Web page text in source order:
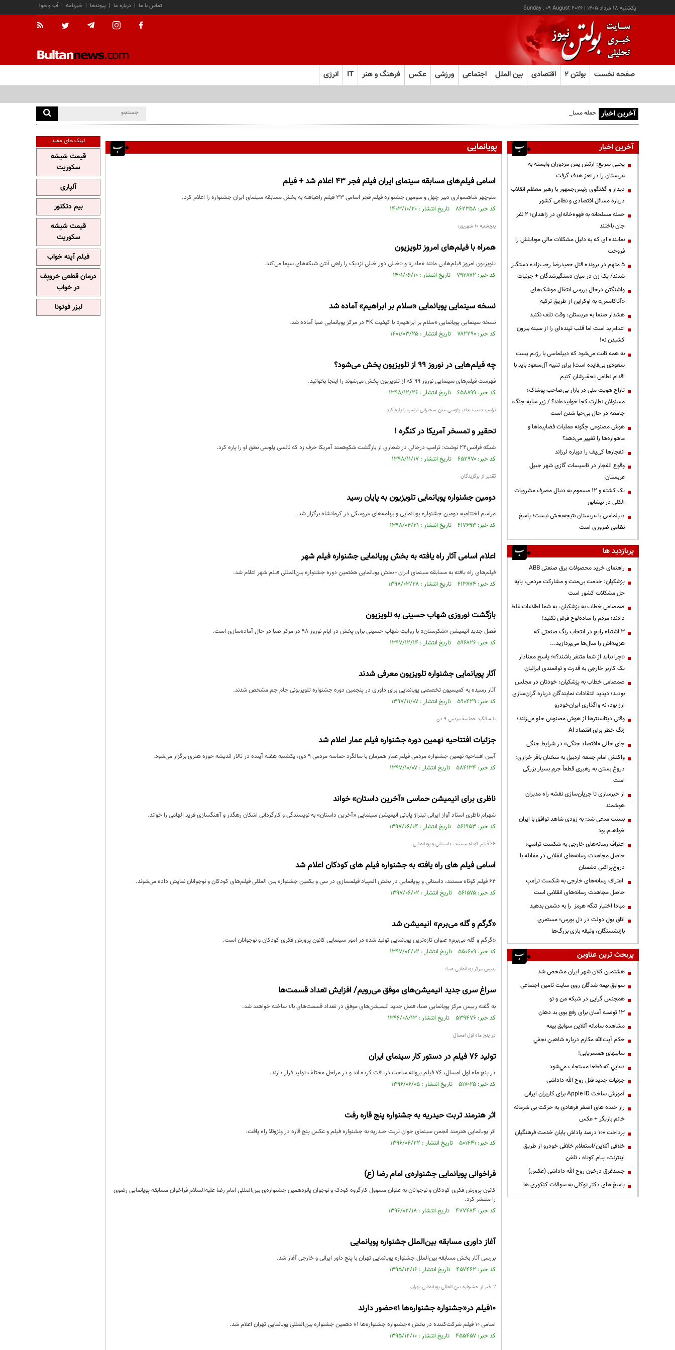
يکشنبه ۱۸ مرداد ۱۴۰۵ |
Sunday , 09 August 2026 آب و هوا | خبرنامه | پیوندها | درباره ما | تماس با ما
صفحه نخست بولتن ۲ اقتصادی بین الملل اجتماعی ورزشی عکس فرهنگ و هنر IT انرژی
آخرین اخبار حمله مسلحانه به قهوه‌خانه‌ای در زاهدان؛ ۲ نفر جان باختند
پویانمایی
اسامی فیلم‌های مسابقه سینمای ایران فیلم فجر 43 اعلام شد + فیلم
منوچهر شاهسواری دبیر چهل و سومین جشنواره فیلم فجر اسامی 33 فیلم راه‎یافته به بخش مسابقه سینمای ایران جشنواره را اعلام کرد.
کد خبر: ۸۶۲۳۵۸ تاریخ انتشار : ۱۴۰۳/۱۰/۲۰
پنج‌شنبه ۱۰ شهریور؛
همراه با فیلم‌های امروز تلویزیون
تلویزیون امروز فیلم‌هایی مانند «مادر» و «خیلی دور خیلی نزدیک را راهی آنتن شبکه‌های سیما می‌کند.
کد خبر: ۷۹۲۸۷۲ تاریخ انتشار : ۱۴۰۱/۰۶/۱۰
نسخه سینمایی پویانمایی «سلام بر ابراهیم» آماده شد
نسخه سینمایی پویانمایی «سلام بر ابراهیم» با کیفیت ۴K در مرکز پویانمایی صبا آماده شد.
کد خبر: ۷۸۲۲۹۰ تاریخ انتشار : ۱۴۰۱/۰۳/۲۵
چه فیلم‌هایی در نوروز 99 از تلویزیون پخش می‌شود؟
فهرست فیلم‌های سینمایی نوروز 99 که از تلویزیون پخش می‌شوند را اینجا بخوانید.
کد خبر: ۶۵۸۸۹۹ تاریخ انتشار : ۱۳۹۸/۱۲/۲۶
ترامپ دست نداد، پلوسی متن سخنرانی ترامپ را پاره کرد!
تحقیر و تمسخر آمریکا در کنگره !
شبکه فرانس۲۴ نوشت: ترامپ درحالی در شعاری از بازگشت شکوهمند آمریکا حرف زد که نانسی پلوسی نطق او را پاره کرد.
کد خبر: ۶۵۲۹۷۰ تاریخ انتشار : ۱۳۹۸/۱۱/۱۷
تقدیر از برگزیدگان
دومین جشنواره پویانمایی تلویزیون به پایان رسید
مراسم اختتامیه دومین جشنواره پویانمایی و برنامه‌های عروسکی در کرمانشاه برگزار شد.
کد خبر: ۶۱۷۶۹۳ تاریخ انتشار : ۱۳۹۸/۰۴/۲۱
اعلام اسامی آثار راه یافته به بخش پویانمایی جشنواره فیلم شهر
فیلم‌های راه یافته به مسابقه سینمای ایران - بخش پویانمایی هفتمین دوره جشنواره بین‌المللی فیلم شهر اعلام شد.
کد خبر: ۶۱۳۸۷۴ تاریخ انتشار : ۱۳۹۸/۰۳/۲۸
بازگشت نوروزی شهاب حسینی به تلویزیون
فصل جدید انیمیشن «شکرستان» با روایت شهاب حسینی برای پخش در ایام نوروز ۹۸ در مرکز صبا در حال آماده‌سازی است.
کد خبر: ۵۹۶۸۲۶ تاریخ انتشار : ۱۳۹۷/۱۲/۱۴
آثار پویانمایی جشنواره تلویزیون معرفی شدند
آثار رسیده به کمیسیون تخصصی پویانمایی برای داوری در پنجمین دوره جشنواره تلویزیونی جام جم مشخص شدند.
کد خبر: ۵۹۰۴۲۹ تاریخ انتشار : ۱۳۹۷/۱۱/۰۷
با سالگرد حماسه مردمی ۹ دی
جزئیات افتتاحیه نهمین دوره جشنواره فیلم عمار اعلام شد
آیین افتتاحیه نهمین جشنواره مردمی فیلم عمار همزمان با سالگرد حماسه مردمی ۹ دی، یکشنبه هفته آینده در تالار اندیشه حوزه هنری برگزار می‌شود.
کد خبر: ۵۸۴۱۳۴ تاریخ انتشار : ۱۳۹۷/۱۰/۰۷
ناظری برای انیمیشن حماسی «آخرین داستان» خواند
شهرام ناظری استاد آواز ایرانی تیتراژ پایانی انیمیشن سینمایی «آخرین داستان» به نویسندگی و کارگردانی اشکان رهگذر و آهنگسازی فرید الهامی را خواند.
کد خبر: ۵۶۱۹۵۳ تاریخ انتشار : ۱۳۹۷/۰۶/۰۴
۶۴ فیلم کوتاه مستند، داستانی و پویانمایی
اسامی فیلم های راه یافته به جشنواره فیلم های کودکان اعلام شد
۶۴ فیلم کوتاه مستند، داستانی و پویانمایی در بخش المپیاد فیلمسازی در سی و یکمین جشنواره بین المللی فیلم‌های کودکان و نوجوانان نمایش داده می‌شوند.
کد خبر: ۵۶۱۵۷۵ تاریخ انتشار : ۱۳۹۷/۰۶/۰۲
«گرگم و گله می‌برم» انیمیشن شد
«گرگم و گله می‌برم» عنوان تازه‌ترین پویانمایی تولید شده در امور سینمایی کانون پرورش فکری کودکان و نوجوانان است.
کد خبر: ۵۵۰۶۰۹ تاریخ انتشار : ۱۳۹۷/۰۴/۰۲
رییس مرکز پویانمایی صبا؛
سراغ سری جدید انیمیشن‌های موفق می‌رویم/ افزایش تعداد قسمت‌ها
به گفته رییس مرکز پویانمایی صبا، فصل جدید انیمیشن‌های موفق در تعداد قسمت‌های بالا ساخته خواهند شد.
کد خبر: ۵۳۹۴۷۶ تاریخ انتشار : ۱۳۹۶/۰۸/۱۳
در پنج ماه اول امسال
تولید ۷۶ فیلم در دستور کار سینمای ایران
در پنج ماه اول امسال، ۷۶ فیلم پروانه ساخت دریافت کرده اند و در مراحل مختلف تولید قرار دارند.
کد خبر: ۵۱۷۰۲۵ تاریخ انتشار : ۱۳۹۶/۰۶/۰۵
اثر هنرمند تربت حیدریه به جشنواره پنج قاره رفت
اثر پویانمایی هنرمند انجمن سینمای جوان تربت حیدریه به جشنواره فیلم و عکس پنج قاره در ونزوئلا راه یافت.
کد خبر: ۵۰۱۴۴۱ تاریخ انتشار : ۱۳۹۶/۰۴/۲۲
فراخوانی پویانمایی جشنواره‌ی امام رضا (ع)
کانون پرورش فکری کودکان و نوجوانان به عنوان مسوول کارگروه کودک و نوجوان پانزدهمین جشنواره‌ی بین‌المللی امام رضا علیه‌السلام فراخوان مسابقه پویانمایی رضوی
را منتشر کرد.
کد خبر: ۴۷۷۴۸۴ تاریخ انتشار : ۱۳۹۶/۰۲/۱۸
آغاز داوری مسابقه بین‌الملل جشنواره پویانمایی
بررسی آثار بخش مسابقه بین‌الملل جشنواره پویانمایی تهران با پنج داور ایرانی و خارجی آغاز شد.
کد خبر: ۴۵۷۴۶۲ تاریخ انتشار : ۱۳۹۵/۱۲/۱۶
۲ خبر از جشنواره بین المللی پویانمایی تهران
10فیلم در«جشنواره جشنواره‌ها ۱»حضور دارند
اسامی ۱۰ فیلم شرکت‌کننده در بخش «جشنواره جشنواره‌ها ۱» دهمین جشنواره بین‌المللی پویانمایی تهران اعلام شد.
کد خبر: ۴۵۵۴۵۷ تاریخ انتشار : ۱۳۹۵/۱۲/۱۰
آخرین اخبار
یحیی سریع: ارتش یمن مزدوران وابسته به
عربستان را در تعز هدف گرفت
دیدار و گفتگوی رئیس‌جمهور با رهبر معظم انقلاب
درباره مسائل اقتصادی و نظامی کشور
حمله مسلحانه به قهوه‌خانه‌ای در زاهدان؛ ۲ نفر
جان باختند
نماینده ای که به دلیل مشکلات مالی موبایلش را
فروخت
۵ متهم در پرونده قتل حمیدرضا رجب‌زاده دستگیر
شدند/ یک زن در میان دستگیرشدگان + جزئیات
واشنگتن درحال بررسی انتقال موشک‌های
«آتاکامس» به اوکراین از طریق ترکیه
هشدار صنعا به عربستان: وقت تلف نکنید
اعدام بد است اما قلب تپنده‌ای را از سینه بیرون
کشیدن نه!
به همه ثابت می‌شود که دیپلماسی با رژیم پست
سعودی بی‌فایده است| برای تنبیه آل‌سعود باید با
اقدام نظامی تحقیرشان کنیم
تاراج هویت ملی در بازار بی‌صاحب پوشاک؛
مسئولان نظارت کجا خوابیده‌اند؟ / زیر سایه جنگ،
جامعه در حال بی‌حیا شدن است
هوش مصنوعی چگونه عملیات فضاپیماها و
ماهواره‌ها را تغییر می‌دهد؟
انفجارها کی‌یف را دوباره لرزاند
وقوع انفجار در تاسیسات گازی شهر جبیل
عربستان
یک کشته و ۱۲ مسموم به دنبال مصرف مشروبات
الکلی در نیشابور
دیپلماسی با عربستان نتیجه‌بخش نیست؛ پاسخ
نظامی ضروری است
پربازدید ها
راهنمای خرید محصولات برق صنعتی ABB
پزشکیان: خدمت بی‌منت و مشارکت مردمی، پایه
حل مشکلات کشور است
صمصامی خطاب به پزشکیان: به شما اطلاعات غلط
دادند؛ مردم را ساده‌لوح فرض نکنید!
3 اشتباه رایج در انتخاب رنگ صنعتی که
هزینه‌اش را سال‌ها می‌پردازید...
«چرا نباید از شما متنفر باشند؟»؛ پاسخ معنادار
یک کاربر خارجی به قدرت و توانمندی ایرانیان
صمصامی خطاب به پزشکیان: خودتان در مجلس
بودید؛ دیدید انتقادات نمایندگان درباره گران‌سازی
ارز بود، نه واگذاری ایران‌خودرو
وقتی دیتاسنترها از هوش مصنوعی جلو می‌زنند؛
زنگ خطر برای اقتصاد AI
جای خالی «اقتصاد جنگی» در شرایط جنگی
واکنش امام جمعه اردبیل به سخنان باقر خرازی:
دروغ بستن به رهبری قطعاً جرم بسیار بزرگی
است
از خبرسازی تا جریان‌سازی نقشه راه مدیران
هوشمند
بسنت مدعی شد: به زودی شاهد توافق با ایران
خواهیم بود
اعتراف رسانه‌های خارجی به شکست ترامپ؛
حاصل مجاهدت رسانه‌های انقلابی در مقابله با
دروغ‌پراکنی دشمنان
اعتراف رسانه‌های خارجی به شکست ترامپ
حاصل مجاهدت رسانه‌های انقلابی است
مبادا اختیار تنگه هرمز را به دشمن بدهید
اتاق پول دولت در دل بورس؛ مستمری
بازنشستگان، وثیقه بازی بزرگ‌ها
پربحث ترین عناوین
هشتمین کلان شهر ایران مشخص شد
سوابق بیمه شدگان روی سایت تامین اجتماعی
همجنس گرایی در شبکه من و تو
13 توصیه آسان برای رفع بوی بد دهان
مشاهده سامانه آنلاين سوابق بیمه
حكم آيت‌الله مكارم درباره شاهين نجفي
سایتهای همسریابی!
دعايي كه قطعا مستجاب مي‌شود
جزئیات جدید قتل روح الله داداشی
آموزش ساخت Apple ID برای کاربران ایرانی
راز خنده های اصغر فرهادی به حرکت بی شرمانه
خانم بازیگر + عکس
پرداخت ۱۰۰ درصد پاداش پایان خدمت فرهنگیان
خلافی آنلاین/استعلام خلافی خودرو از طریق
اینترنت، پیام کوتاه ، تلفن
جسدغرق درخون روح الله داداشی (عکس)
پاسخ های دکتر توکلی به سوالات کنکوری ها
لینک های مفید
قیمت شیشه
سکوریت
آلپاری
بیم دتکتور
قیمت شیشه
سکوریت
فیلم آپنه خواب
درمان قطعی خروپف
در خواب
لیزر فوتونا